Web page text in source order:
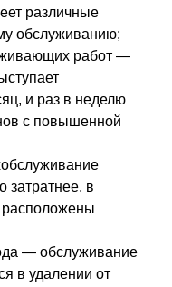
различные
обслуживанию;
работ —
и раз в неделю
с повышенной
затратнее, в
расположены
— обслуживание
в удалении от